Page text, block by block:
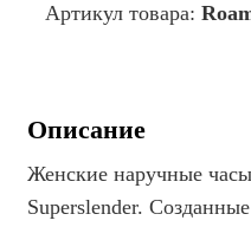
Артикул товара:
Описание
Женские наручные
Superslender.